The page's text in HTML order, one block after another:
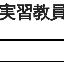
習教